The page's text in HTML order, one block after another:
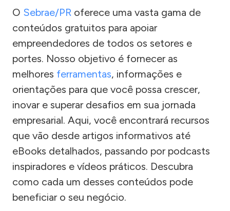
O Sebrae/PR oferece uma vasta gama de
conteúdos gratuitos para apoiar
empreendedores de todos os setores e
portes. Nosso objetivo é fornecer as
melhores ferramentas, informações e
orientações para que você possa crescer,
inovar e superar desafios em sua jornada
empresarial. Aqui, você encontrará recursos
que vão desde artigos informativos até
eBooks detalhados, passando por podcasts
inspiradores e vídeos práticos. Descubra
como cada um desses conteúdos pode
beneficiar o seu negócio.